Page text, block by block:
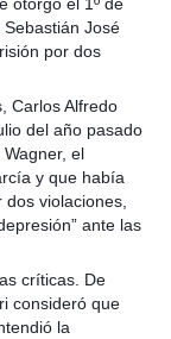
José
por dos
Carlos Alfredo
del año pasado
el
y que había
violaciones,
ante las
críticas. De
consideró que
la